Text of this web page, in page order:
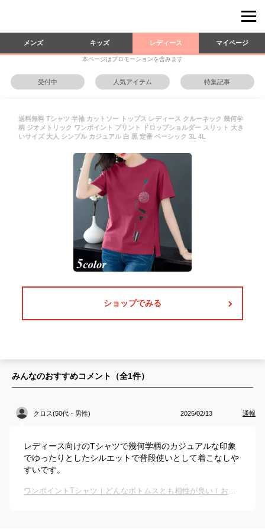
メンズ キッズ レディース マイページ
本ページはプロモーションを含みます
受付中 人気アイテム 特集記事
送料無料 Tシャツ 半袖 カットソー トップス レディース クルーネック 幾何学
柄 ジオメトリック ワンポイント プリント ドロップショルダー スリット 大き
いサイズ 大人 シンプル カジュアル 白 黒 定番 ベーシック 3L 4L
ショップでみる
みんなのおすすめコメント（全1件）
クロス(50代・男性) 2025/02/13 通報
レディース向けのTシャツで幾何学柄のカジュアルな印象
でゆったりとしたシルエットで普段使いとして着こなしや
すいです。
ワンポイントTシャツ｜どんなボトムスとも相性が良い！おしゃれなレディース用のおすすめは？